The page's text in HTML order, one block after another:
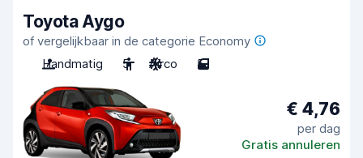
Toyota Aygo
of vergelijkbaar in de categorie Economy
Handmatig
5 Airco 5
€ 4,76
per dag
Gratis annuleren